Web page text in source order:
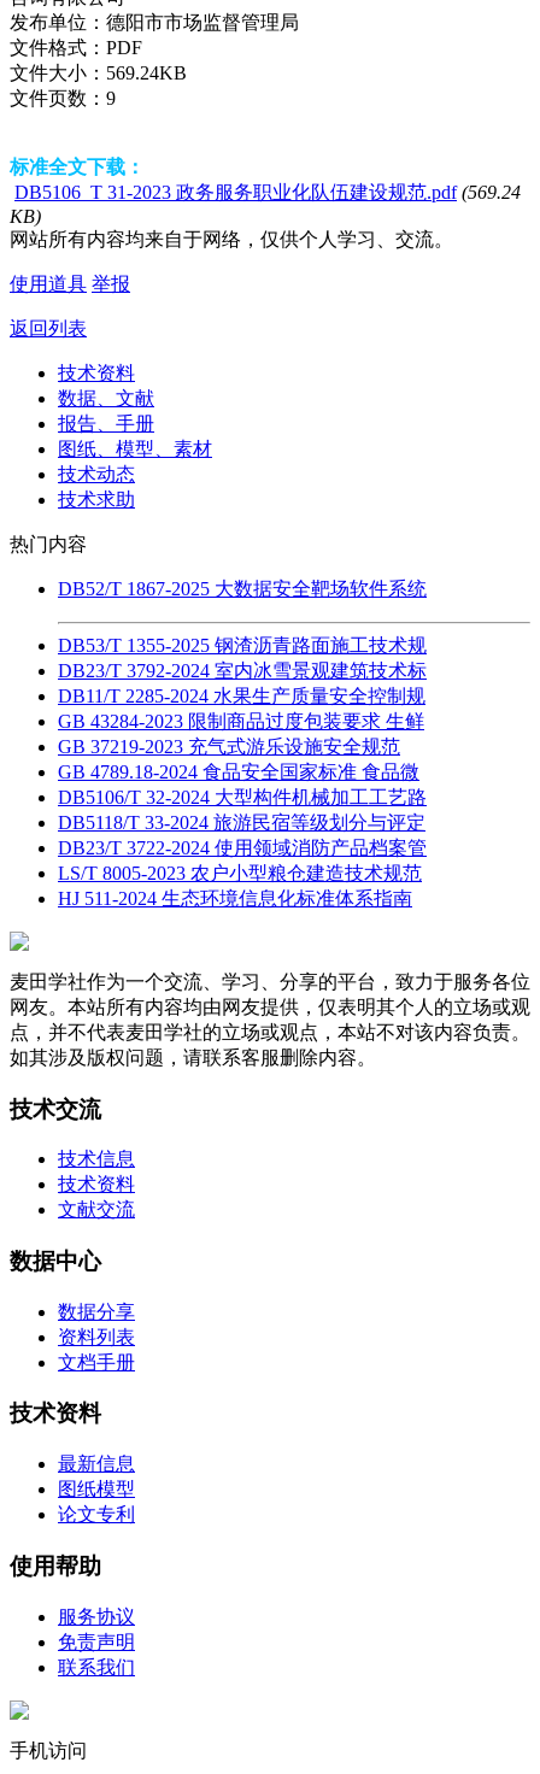
发布单位： 德阳市市场监督管理局
文件格式： PDF
文件大小： 569.24KB
文件页数： 9
标准全文下载：
DB5106_T 31-2023 政务服务职业化队伍建设规范.pdf (569.24
KB)
网站所有内容均来自于网络，仅供个人学习、交流。
使用道具 举报
返回列表
技术资料
数据、文献
报告、手册
图纸、模型、素材
技术动态
技术求助
热门内容
DB52/T 1867-2025 大数据安全靶场软件系统
DB53/T 1355-2025 钢渣沥青路面施工技术规
DB23/T 3792-2024 室内冰雪景观建筑技术标
DB11/T 2285-2024 水果生产质量安全控制规
GB 43284-2023 限制商品过度包装要求 生鲜
GB 37219-2023 充气式游乐设施安全规范
GB 4789.18-2024 食品安全国家标准 食品微
DB5106/T 32-2024 大型构件机械加工工艺路
DB5118/T 33-2024 旅游民宿等级划分与评定
DB23/T 3722-2024 使用领域消防产品档案管
LS/T 8005-2023 农户小型粮仓建造技术规范
HJ 511-2024 生态环境信息化标准体系指南
麦田学社作为一个交流、学习、分享的平台，致力于服务各位
网友。本站所有内容均由网友提供，仅表明其个人的立场或观
点，并不代表麦田学社的立场或观点，本站不对该内容负责。
如其涉及版权问题，请联系客服删除内容。
技术交流
技术信息
技术资料
文献交流
数据中心
数据分享
资料列表
文档手册
技术资料
最新信息
图纸模型
论文专利
使用帮助
服务协议
免责声明
联系我们
手机访问